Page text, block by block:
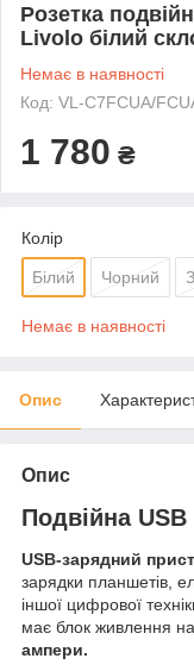
Розетка
Livolo білий
Немає в наявності
Код: VL-C7FCUA/
1 780 ₴
Колір
Білий Чорний
Немає в наявності
Опис
Опис
Подвійна USB
USB-зарядний
зарядки планшетів,
іншої цифрової
має блок живлення на
ампери.